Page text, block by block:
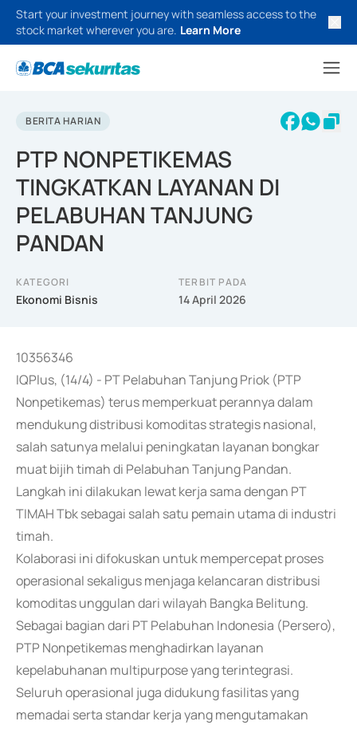
Start your investment journey with seamless access to the
stock market wherever you are. Learn More
BERITA HARIAN
PTP NONPETIKEMAS
TINGKATKAN LAYANAN DI
PELABUHAN TANJUNG
PANDAN
KATEGORI
Ekonomi Bisnis
TERBIT PADA
14 April 2026
10356346
IQPlus, (14/4) - PT Pelabuhan Tanjung Priok (PTP
Nonpetikemas) terus memperkuat perannya dalam
mendukung distribusi komoditas strategis nasional,
salah satunya melalui peningkatan layanan bongkar
muat bijih timah di Pelabuhan Tanjung Pandan.
Langkah ini dilakukan lewat kerja sama dengan PT
TIMAH Tbk sebagai salah satu pemain utama di industri
timah.
Kolaborasi ini difokuskan untuk mempercepat proses
operasional sekaligus menjaga kelancaran distribusi
komoditas unggulan dari wilayah Bangka Belitung.
Sebagai bagian dari PT Pelabuhan Indonesia (Persero),
PTP Nonpetikemas menghadirkan layanan
kepelabuhanan multipurpose yang terintegrasi.
Seluruh operasional juga didukung fasilitas yang
memadai serta standar kerja yang mengutamakan